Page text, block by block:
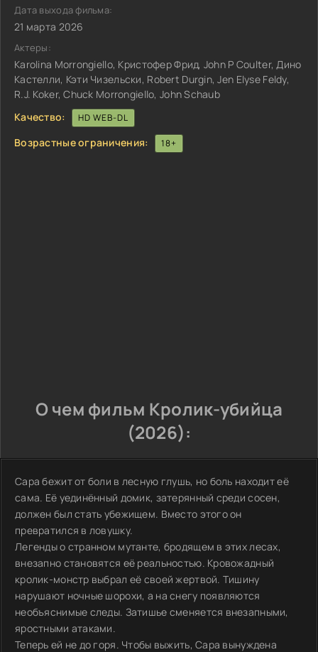
Дата выхода фильма:
21 марта 2026
Актеры:
Karolina Morrongiello, Кристофер Фрид, John P Coulter, Дино
Кастелли, Кэти Чизельски, Robert Durgin, Jen Elyse Feldy,
R.J. Koker, Chuck Morrongiello, John Schaub
Качество:
HD WEB-DL
Возрастные ограничения: 18+
О чем фильм Кролик-убийца
(2026):
Сара бежит от боли в лесную глушь, но боль находит её
сама. Её уединённый домик, затерянный среди сосен,
должен был стать убежищем. Вместо этого он
превратился в ловушку.
Легенды о странном мутанте, бродящем в этих лесах,
внезапно становятся её реальностью. Кровожадный
кролик-монстр выбрал её своей жертвой. Тишину
нарушают ночные шорохи, а на снегу появляются
необъяснимые следы. Затишье сменяется внезапными,
яростными атаками.
Теперь ей не до горя. Чтобы выжить, Сара вынуждена